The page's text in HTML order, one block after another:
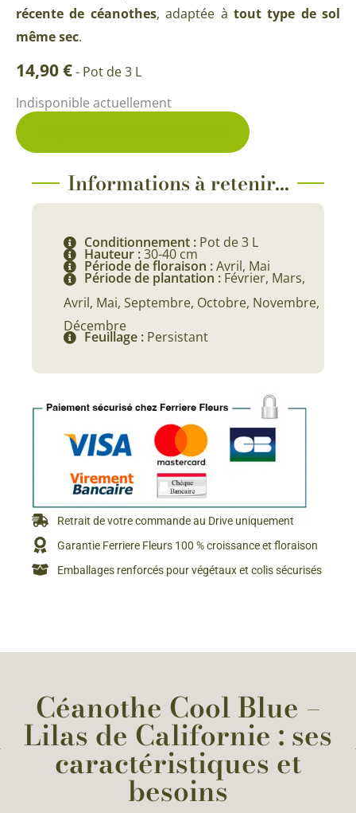
récente de céanothes, adaptée à tout type de sol
même sec.
14,90€- Pot de 3 L
Indisponible actuellement
Informations à retenir...
Conditionnement : Pot de 3 L
Hauteur :30-40 cm
Période de floraison :Avril, Mai
Période de plantation : Février, Mars,
Avril, Mai, Septembre, Octobre, Novembre,
Décembre
Feuillage : Persistant
Retrait de votre commande au Drive uniquement
Garantie Ferriere Fleurs 100 % croissance et floraison
Emballages renforcés pour végétaux et colis sécurisés
Céanothe Cool Blue –
Lilas de Californie : ses
caractéristiques et
besoins